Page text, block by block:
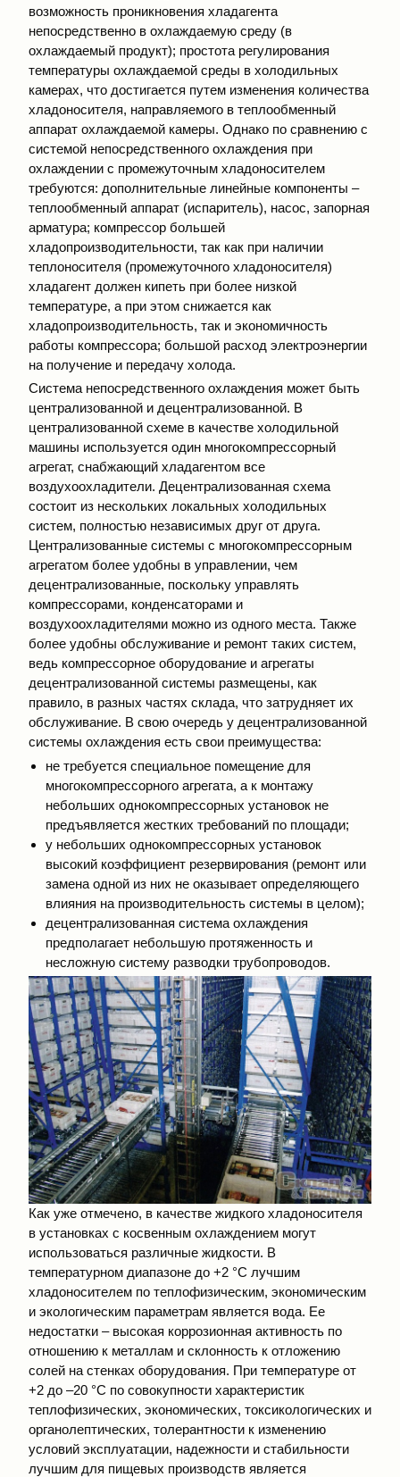
возможность проникновения хладагента
непосредственно в охлаждаемую среду (в
охлаждаемый продукт); простота регулирования
температуры охлаждаемой среды в холодильных
камерах, что достигается путем изменения количества
хладоносителя, направляемого в теплообменный
аппарат охлаждаемой камеры. Однако по сравнению с
системой непосредственного охлаждения при
охлаждении с промежуточным хладоносителем
требуются: дополнительные линейные компоненты –
теплообменный аппарат (испаритель), насос, запорная
арматура; компрессор большей
хладопроизводительности, так как при наличии
теплоносителя (промежуточного хладоносителя)
хладагент должен кипеть при более низкой
температуре, а при этом снижается как
хладопроизводительность, так и экономичность
работы компрессора; большой расход электроэнергии
на получение и передачу холода.
Система непосредственного охлаждения может быть
централизованной и децентрализованной. В
централизованной схеме в качестве холодильной
машины используется один многокомпрессорный
агрегат, снабжающий хладагентом все
воздухоохладители. Децентрализованная схема
состоит из нескольких локальных холодильных
систем, полностью независимых друг от друга.
Централизованные системы с многокомпрессорным
агрегатом более удобны в управлении, чем
децентрализованные, поскольку управлять
компрессорами, конденсаторами и
воздухоохладителями можно из одного места. Также
более удобны обслуживание и ремонт таких систем,
ведь компрессорное оборудование и агрегаты
децентрализованной системы размещены, как
правило, в разных частях склада, что затрудняет их
обслуживание. В свою очередь у децентрализованной
системы охлаждения есть свои преимущества:
не требуется специальное помещение для
многокомпрессорного агрегата, а к монтажу
небольших однокомпрессорных установок не
предъявляется жестких требований по площади;
у небольших однокомпрессорных установок
высокий коэффициент резервирования (ремонт или
замена одной из них не оказывает определяющего
влияния на производительность системы в целом);
децентрализованная система охлаждения
предполагает небольшую протяженность и
несложную систему разводки трубопроводов.
Как уже отмечено, в качестве жидкого хладоносителя
в установках с косвенным охлаждением могут
использоваться различные жидкости. В
температурном диапазоне до +2 °С лучшим
хладоносителем по теплофизическим, экономическим
и экологическим параметрам является вода. Ее
недостатки – высокая коррозионная активность по
отношению к металлам и склонность к отложению
солей на стенках оборудования. При температуре от
+2 до –20 °С по совокупности характеристик
теплофизических, экономических, токсикологических и
органолептических, толерантности к изменению
условий эксплуатации, надежности и стабильности
лучшим для пищевых производств является